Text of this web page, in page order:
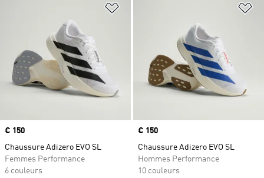
Ajouter à la Liste de produits
Prix
€ 150
Chaussure Adizero EVO SL
Femmes Performance
6 couleurs
Prix
€ 150
Chaussure Adizero EVO SL
Hommes Performance
10 couleurs